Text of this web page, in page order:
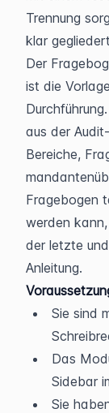
Trennung
klar
Der
ist die
aus der
Bereiche,
Fragebogen
werden
der letzte
Anleitung.
Sie sind
Das
Sidebar
Sie